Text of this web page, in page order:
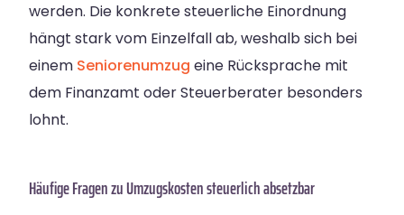
werden. Die konkrete steuerliche Einordnung
hängt stark vom Einzelfall ab, weshalb sich bei
einem Seniorenumzug eine Rücksprache mit
dem Finanzamt oder Steuerberater besonders
lohnt.
Häufige Fragen zu Umzugskosten steuerlich absetzbar